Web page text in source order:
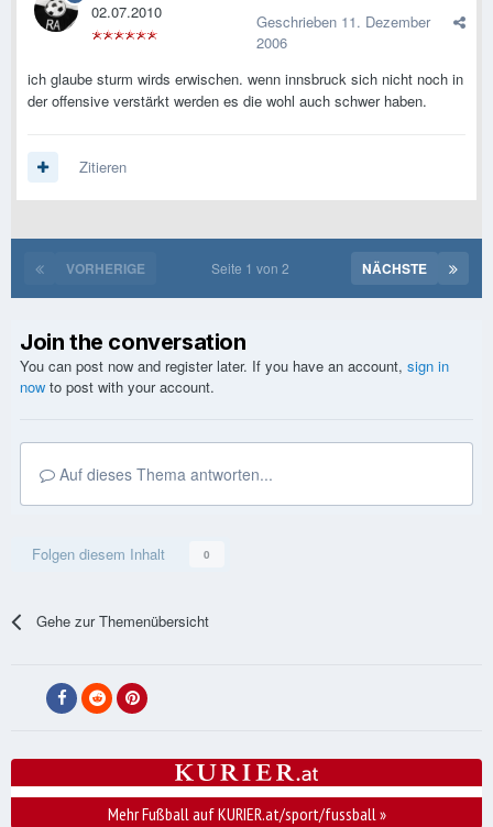
02.07.2010 Geschrieben 11. Dezember
2006
ich glaube sturm wirds erwischen. wenn innsbruck sich nicht noch in
der offensive verstärkt werden es die wohl auch schwer haben.
Zitieren
VORHERIGE NÄCHSTE
Seite 1 von 2
Join the conversation
You can post now and register later. If you have an account, sign in
now to post with your account.
Auf dieses Thema antworten...
Folgen diesem Inhalt 0
Gehe zur Themenübersicht
Mehr Fußball auf KURIER.at/sport/fussball»